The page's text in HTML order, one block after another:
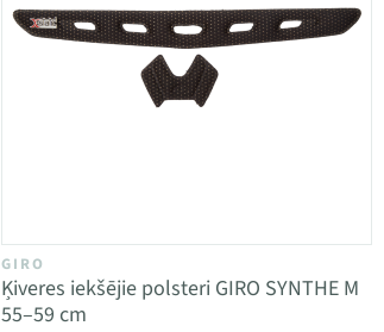
GIRO
Ķiveres iekšējie polsteri GIRO SYNTHE M
55–59 cm